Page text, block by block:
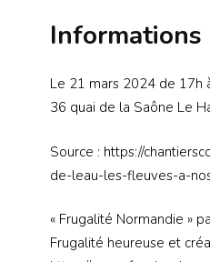
Informations
Le 21 mars 2024 de 17h
36 quai de la Saône Le
Source : https://
de-leau-les-fleuves-a-
« Frugalité Normandie »
Frugalité heureuse et